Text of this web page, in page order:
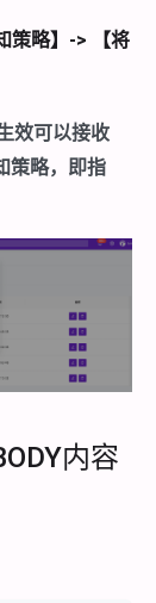
策略】-> 【将
效可以接收
策略，即指
内容